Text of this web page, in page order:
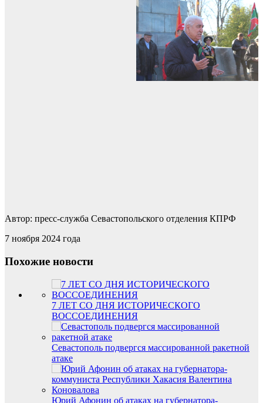
Автор: пресс-служба Севастопольского отделения КПРФ
7 ноября 2024 года
Похожие новости
7 ЛЕТ СО ДНЯ ИСТОРИЧЕСКОГО
ВОССОЕДИНЕНИЯ
Севастополь подвергся массированной ракетной
атаке
Юрий Афонин об атаках на губернатора-